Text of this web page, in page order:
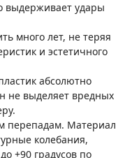
выдерживает удары
много лет, не теряя
и эстетичного
абсолютно
не выделяет вредных
перепадам. Материал
колебания,
+90 градусов по